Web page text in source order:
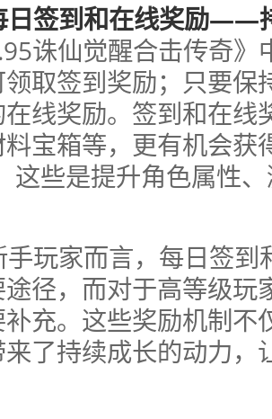
日签到和在线奖励——
诛仙觉醒合击传奇》
取签到奖励；只要保
线奖励。签到和在线
宝箱等，更有机会获
这些是提升角色属性
手玩家而言，每日签
径，而对于高等级玩
充。这些奖励机制不
了持续成长的动力，